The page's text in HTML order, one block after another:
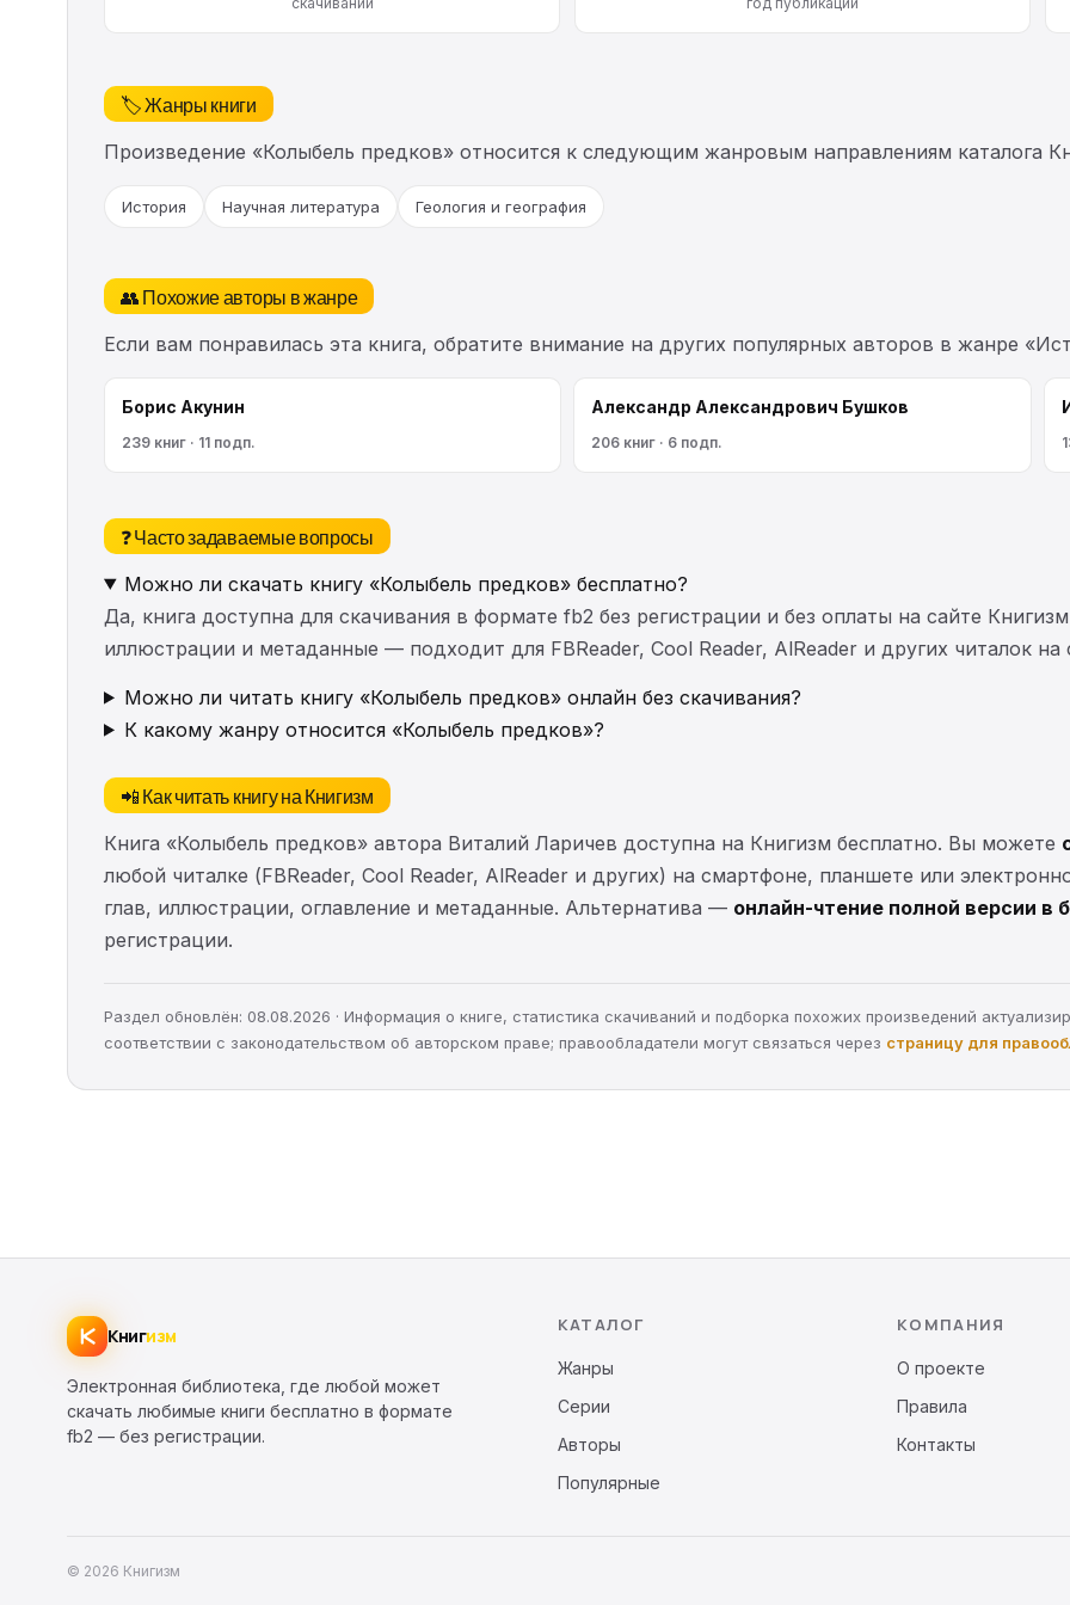
🏷️ Жанры книги
Произведение «Колыбель предков» относится к следующим жанровым направлениям каталога
История Научная литература Геология и география
👥 Похожие авторы в жанре
Если вам понравилась эта книга, обратите внимание на других популярных авторов в жанре
Борис Акунин
239 книг · 11 подп.
Александр Александрович Бушков
206 книг · 6 подп.
❓ Часто задаваемые вопросы
Можно ли скачать книгу «Колыбель предков» бесплатно?
Да, книга доступна для скачивания в формате fb2 без регистрации и без оплаты на сайте
иллюстрации и метаданные — подходит для FBReader, Cool Reader, AlReader и других читалок
Можно ли читать книгу «Колыбель предков» онлайн без скачивания?
К какому жанру относится «Колыбель предков»?
📲 Как читать книгу на Книгизм
Книга «Колыбель предков» автора Виталий Ларичев доступна на Книгизм бесплатно. Вы можете
любой читалке (FBReader, Cool Reader, AlReader и других) на смартфоне, планшете или
глав, иллюстрации, оглавление и метаданные. Альтернатива — онлайн-чтение полной версии в
регистрации.
Раздел обновлён: 08.08.2026 · Информация о книге, статистика скачиваний и подборка похожих произведений
соответствии с законодательством об авторском праве; правообладатели могут связаться через страницу для
Книгизм
Электронная библиотека, где любой может
скачать любимые книги бесплатно в формате
fb2 — без регистрации.
КАТАЛОГ
Жанры
Серии
Авторы
Популярные
КОМПАНИЯ
О проекте
Правила
Контакты
© 2026 Книгизм